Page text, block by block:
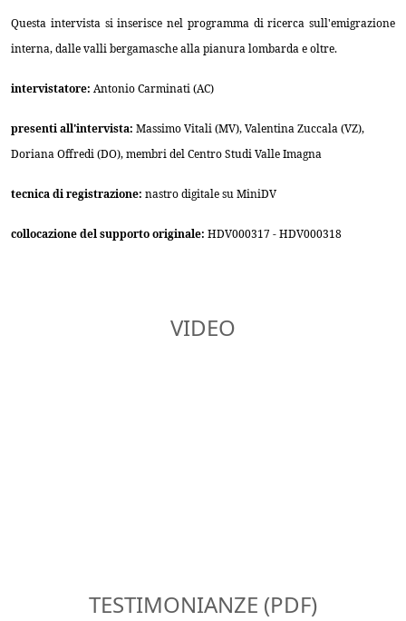
Questa intervista si inserisce nel programma di ricerca sull'emigrazione
interna, dalle valli bergamasche alla pianura lombarda e oltre.
intervistatore: Antonio Carminati (AC)
presenti all'intervista: Massimo Vitali (MV), Valentina Zuccala (VZ),
Doriana Offredi (DO), membri del Centro Studi Valle Imagna
tecnica di registrazione: nastro digitale su MiniDV
collocazione del supporto originale: HDV000317 - HDV000318
VIDEO
TESTIMONIANZE (PDF)